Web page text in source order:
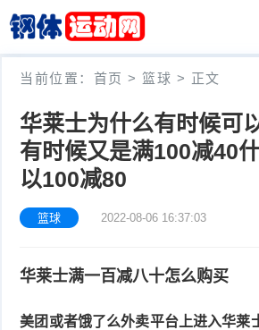
首
页
体
当前位置： 首页 >篮球 > 正文
华莱士为什么有时候可
有时候又是满100减40
以100减80
篮球 2022-08-06 16:37:03
华莱士满一百减八十怎么购买
美团或者饿了么外卖平台上进入华莱